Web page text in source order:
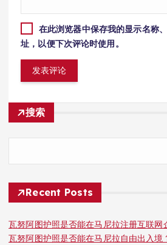
在此浏览器中保存我的显示名称
址，以便下次评论时使用。
搜索
Recent Posts
瓦努阿图护照是否能在马尼拉注册互联网
瓦努阿图护照是否能在马尼拉自由出入境